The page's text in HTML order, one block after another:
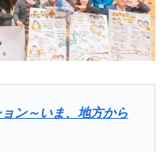
ン～いま、地方から